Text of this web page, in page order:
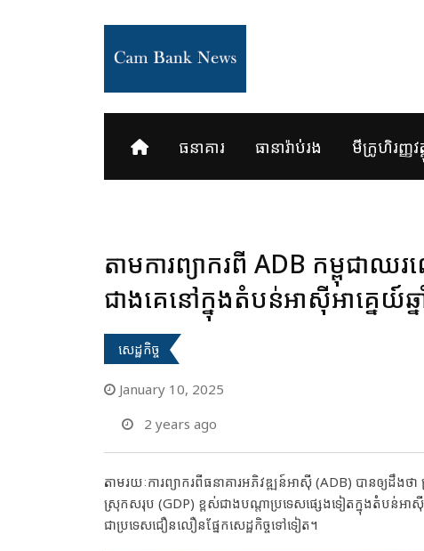
ធនាគារ ធានារ៉ាប់រង មីក្រូហិរញ្ញវត្
តាមការព្យាករពី ADB កម្ពុជា
ជាងគេនៅក្នុងតំបន់អាស៊ីអាគ្នេយ៍
សេដ្ឋកិច្ច
January 10, 2025
2 years ago
តាមរយៈការព្យាករពីធនាគារអភិវឌ្ឍន៍អាស៊ី (ADB) បានឲ្យ
ស្រុកសរុប (GDP) ខ្ពស់ជាងបណ្តាប្រទេសផ្សេងទៀតក្នុងតំបន់អ
ជាប្រទេសជឿនលឿនផ្នែកសេដ្ឋកិច្ចទៅទៀត។